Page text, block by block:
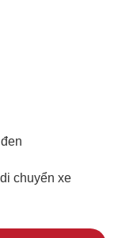
chuyển xe